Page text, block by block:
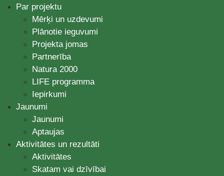
Par projektu
Mērķi un uzdevumi
Plānotie ieguvumi
Projekta jomas
Partnerība
Natura 2000
LIFE programma
Iepirkumi
Jaunumi
Jaunumi
Aptaujas
Aktivitātes un rezultāti
Aktivitātes
Skatam vai dzīvībai